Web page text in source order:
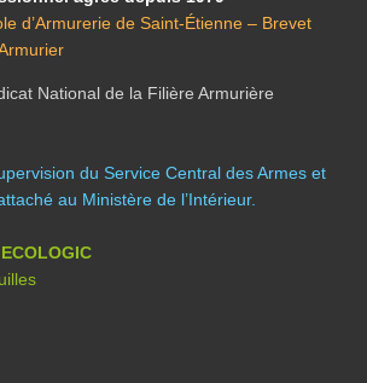
d’Armurerie de Saint-Étienne – Brevet
National de la Filière Armurière
du Service Central des Armes et
au Ministère de l’Intérieur.
ECOLOGIC